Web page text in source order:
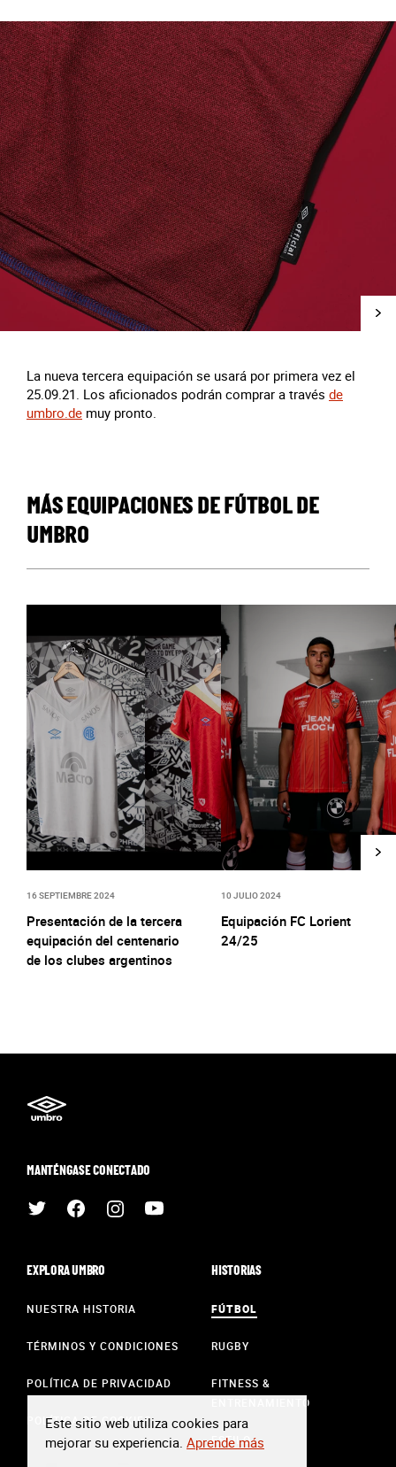
La nueva tercera equipación se usará por primera vez el
25.09.21. Los aficionados podrán comprar a través de
umbro.de muy pronto.
MÁS EQUIPACIONES DE FÚTBOL DE
UMBRO
16 SEPTIEMBRE 2024
Presentación de la tercera
equipación del centenario
de los clubes argentinos
10 JULIO 2024
Equipación FC Lorient
24/25
MANTÉNGASE CONECTADO
EXPLORA UMBRO
NUESTRA HISTORIA
TÉRMINOS Y CONDICIONES
POLÍTICA DE PRIVACIDAD
POLÍTICA DE COOKIES
HISTORIAS
FÚTBOL
RUGBY
FITNESS &
ENTRENAMIENTO
ESTILO
Este sitio web utiliza cookies para
mejorar su experiencia. Aprende más